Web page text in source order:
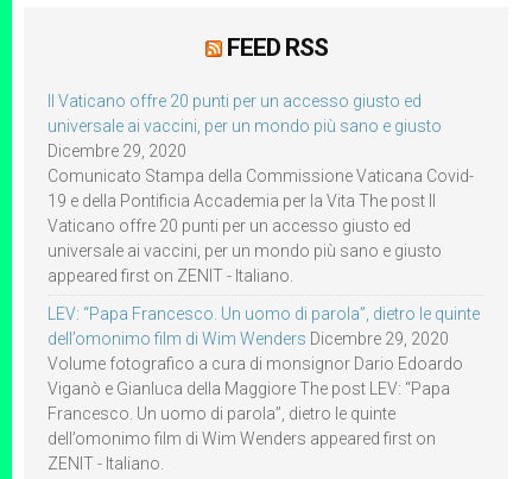
FEED RSS
Il Vaticano offre 20 punti per un accesso giusto ed
universale ai vaccini, per un mondo più sano e giusto
Dicembre 29, 2020
Comunicato Stampa della Commissione Vaticana Covid-
19 e della Pontificia Accademia per la Vita The post Il
Vaticano offre 20 punti per un accesso giusto ed
universale ai vaccini, per un mondo più sano e giusto
appeared first on ZENIT - Italiano.
LEV: “Papa Francesco. Un uomo di parola”, dietro le quinte
dell’omonimo film di Wim Wenders Dicembre 29, 2020
Volume fotografico a cura di monsignor Dario Edoardo
Viganò e Gianluca della Maggiore The post LEV: “Papa
Francesco. Un uomo di parola”, dietro le quinte
dell’omonimo film di Wim Wenders appeared first on
ZENIT - Italiano.